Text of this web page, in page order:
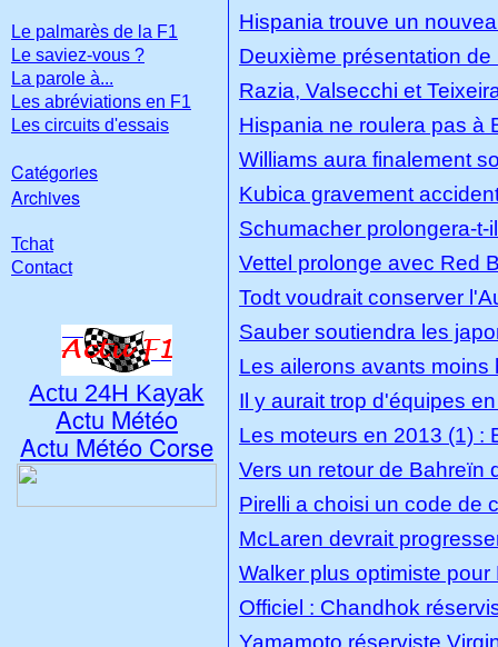
Hispania trouve un
Deuxième présentation de
Razia, Valsecchi et
Hispania ne roulera pas à
Williams aura finalement
Kubica gravement
Schumacher prolongera-t-
Vettel prolonge avec Red
Todt voudrait conserver
Sauber soutiendra les
Les ailerons avants moins
Il y aurait trop d'équipes
Les moteurs en 2013 (1) :
Vers un retour de Bahreïn
Pirelli a choisi un code de
McLaren devrait
Walker plus optimiste pour
Officiel : Chandhok
Yamamoto réserviste
Le palmarès de la F1
Le saviez-vous ?
La parole à...
Les abréviations en F1
Les circuits d'essais
Catégories
Archives
Tchat
Contact
Actu 24H Kayak
Actu Météo
Actu Météo Corse